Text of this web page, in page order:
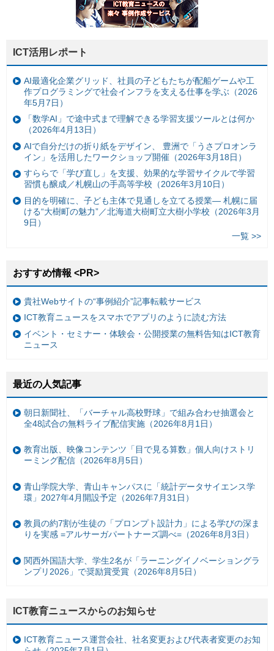
ICT活用レポート
AI最適化企業グリッド、社員の子どもたちが配船ゲームや工
作プログラミングで社会インフラを支える仕事を学ぶ（2026
年5月7日）
「数学AI」で途中式まで理解できる学習支援ツールとは何か
（2026年4月13日）
AIで自分だけの折り紙をデザイン、 豊洲で「うさプロオンラ
イン」を活用したワークショップ開催（2026年3月18日）
すららで「学び直し」を支援、効果的な学習サイクルで学習
習慣も醸成／札幌山の手高等学校（2026年3月10日）
目的を明確に、子ども主体で見通しを立てる授業— 札幌に届
ける“大樹町の魅力”／北海道大樹町立大樹小学校（2026年3月
9日）
一覧 >>
おすすめ情報 <PR>
貴社Webサイトの“事例紹介”記事転載サービス
ICT教育ニュースをスマホでアプリのように読む方法
イベント・セミナー・体験会・公開授業の無料告知はICT教育
ニュース
最近の人気記事
朝日新聞社、「バーチャル高校野球」で組み合わせ抽選会と
全48試合の無料ライブ配信実施（2026年8月1日）
教育出版、映像コンテンツ「目で見る算数」個人向けストリ
ーミング配信（2026年8月5日）
青山学院大学、青山キャンパスに「統計データサイエンス学
環」2027年4月開設予定（2026年7月31日）
教員の約7割が生徒の「プロンプト設計力」による学びの深ま
りを実感 =アルサーガパートナーズ調べ=（2026年8月3日）
関西外国語大学、学生2名が「ラーニングイノベーショングラ
ンプリ2026」で奨励賞受賞（2026年8月5日）
ICT教育ニュースからのお知らせ
ICT教育ニュース運営会社、社名変更および代表者変更のお知